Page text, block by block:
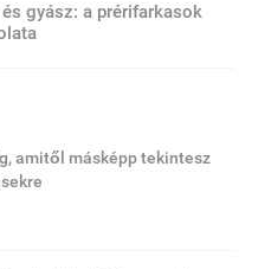
gyász: a prérifarkasok
amitől másképp tekintesz